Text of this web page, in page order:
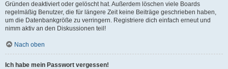
Gründen deaktiviert oder gelöscht hat. Außerdem löschen viele Boards
regelmäßig Benutzer, die für längere Zeit keine Beiträge geschrieben haben,
um die Datenbankgröße zu verringern. Registriere dich einfach erneut und
nimm aktiv an den Diskussionen teil!
Nach oben
Ich habe mein Passwort vergessen!